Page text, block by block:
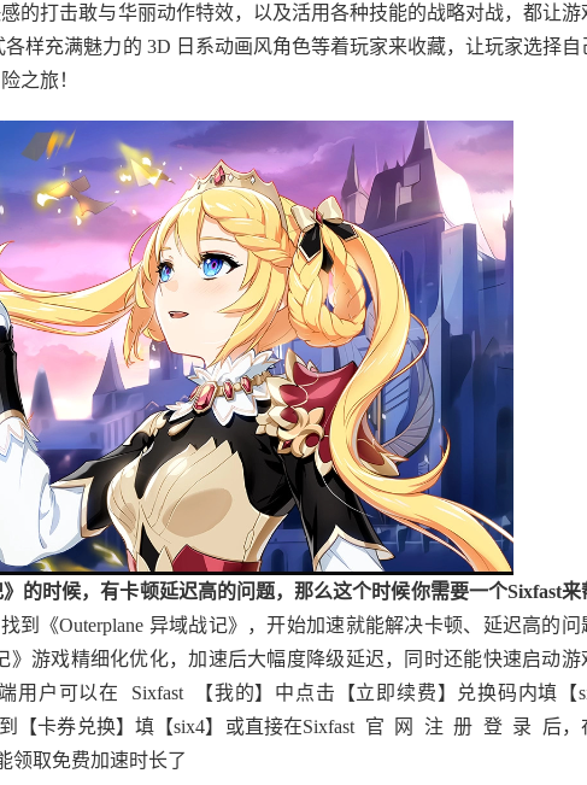
的打击敢与华丽动作特效，以及活用各种技能的战略对战，都让游
样充满魅力的 3D 日系动画风角色等着玩家来收藏，让玩家选择自
之旅！
的时候，有卡顿延迟高的问题，那么这个时候你需要一个Sixfast来
到《Outerplane 异域战记》，开始加速就能解决卡顿、延迟高的问
》游戏精细化优化，加速后大幅度降级延迟，同时还能快速启动游
用户可以在 Sixfast 【我的】中点击【立即续费】兑换码内填【
【卡券兑换】填【six4】或直接在Sixfast 官 网 注 册 登 录 后，
领取免费加速时长了